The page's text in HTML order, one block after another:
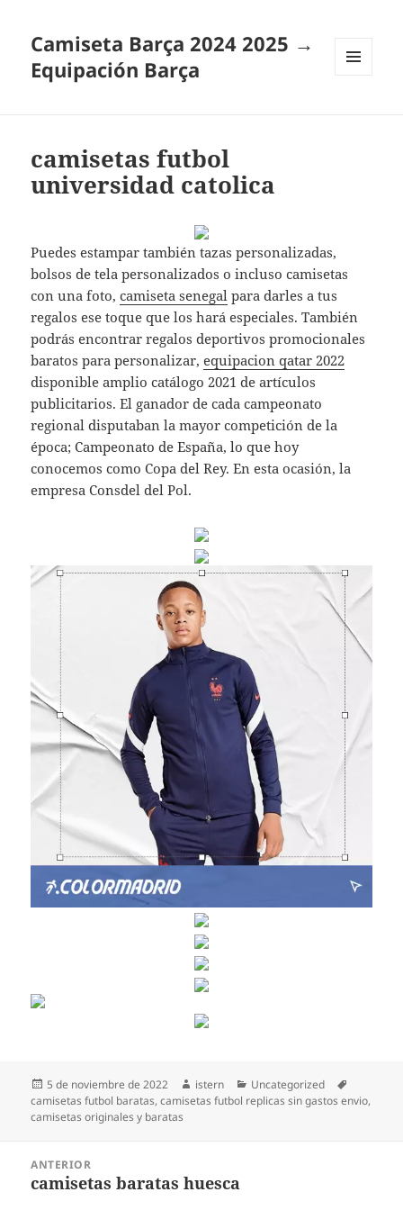
Camiseta Barça 2024 2025 →
Equipación Barça
camisetas futbol
universidad catolica
Puedes estampar también tazas personalizadas,
bolsos de tela personalizados o incluso camisetas
con una foto,camiseta senegal para darles a tus
regalos ese toque que los hará especiales. También
podrás encontrar regalos deportivos promocionales
baratos para personalizar,equipacion qatar 2022
disponible amplio catálogo 2021 de artículos
publicitarios. El ganador de cada campeonato
regional disputaban la mayor competición de la
época; Campeonato de España, lo que hoy
conocemos como Copa del Rey. En esta ocasión, la
empresa Consdel del Pol.
Publicado
el
5 de noviembre de 2022 Autor
istern Categorías
Uncategorized
camisetas futbol baratas,camisetas futbol replicas sin gastos envio,
camisetas originales y baratas
entradas
ANTERIOR
Entrada
camisetas baratas huesca